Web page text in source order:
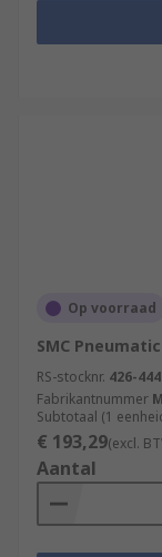
Op voorraad
SMC
RS-stocknr. 426-444
Fabrikantnummer
Subtotaal (1
€ 193,29(excl.
Aantal